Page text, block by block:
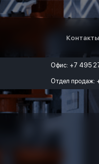
Контакты
Офис: +7 495
Отдел продаж: